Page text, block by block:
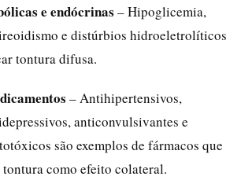
e endócrinas – Hipoglicemia,
e distúrbios hidroeletrolíticos
tontura difusa.
– Antihipertensivos,
anticonvulsivantes e
são exemplos de fármacos que
tontura como efeito colateral.